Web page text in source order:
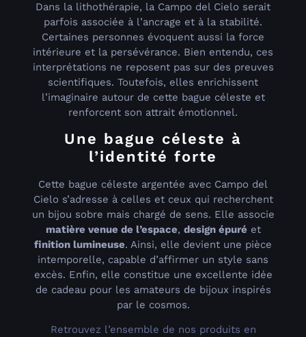
Dans la lithothérapie, la Campo del Cielo serait
parfois associée à l’ancrage et à la stabilité.
Certaines personnes évoquent aussi la force
intérieure et la persévérance. Bien entendu, ces
interprétations ne reposent pas sur des preuves
scientifiques. Toutefois, elles enrichissent
l’imaginaire autour de cette bague céleste et
renforcent son attrait émotionnel.
Une bague céleste à
l’identité forte
Cette bague céleste argentée avec Campo del
Cielo s’adresse à celles et ceux qui recherchent
un bijou sobre mais chargé de sens. Elle associe
matière venue de l’espace, design épuré et
finition lumineuse. Ainsi, elle devient une pièce
intemporelle, capable d’affirmer un style sans
excès. Enfin, elle constitue une excellente idée
de cadeau pour les amateurs de bijoux inspirés
par le cosmos.
Retrouvez l’ensemble de nos produits en